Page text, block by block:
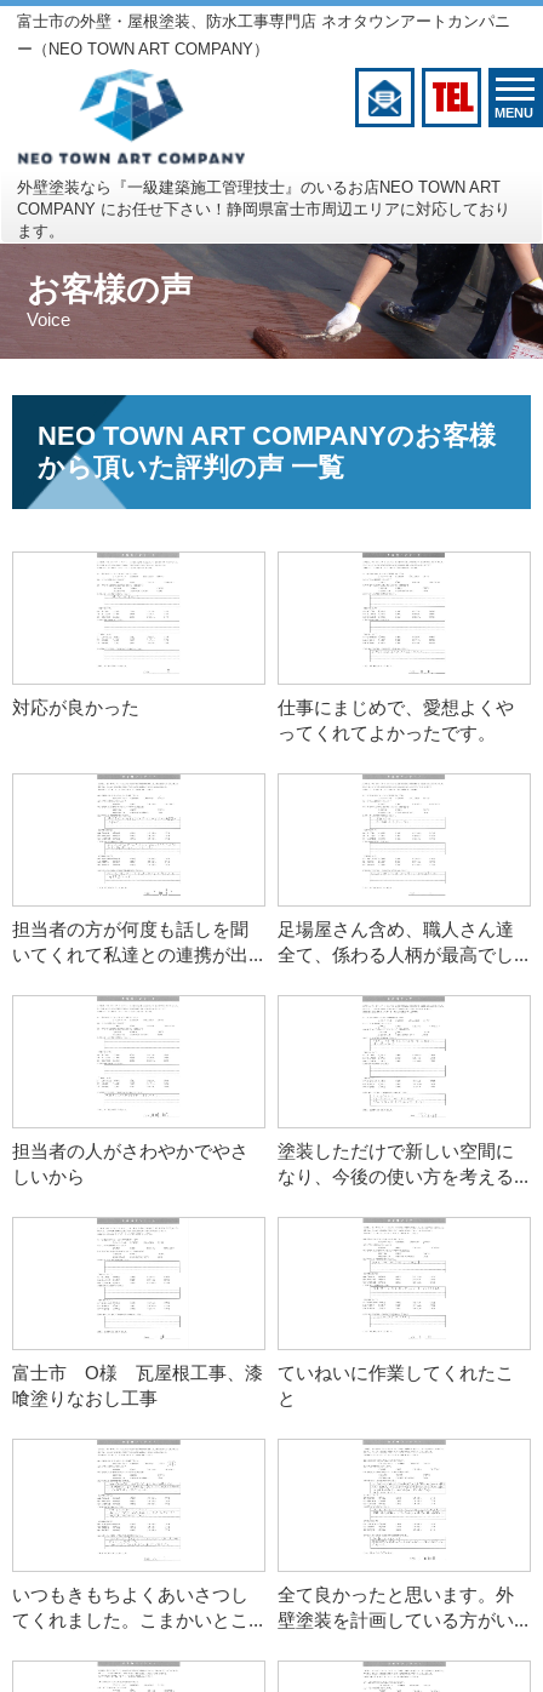
富士市の外壁・屋根塗装、防水工事専門店 ネオタウンアートカンパニ
ー（NEO TOWN ART COMPANY）
外壁塗装なら『一級建築施工管理技士』のいるお店NEO TOWN ART
COMPANY にお任せ下さい！静岡県富士市周辺エリアに対応しており
ます。
TEL MENU
お客様の声
Voice
NEO TOWN ART COMPANYのお客様
から頂いた評判の声 一覧
対応が良かった
仕事にまじめで、愛想よくや
ってくれてよかったです。
担当者の方が何度も話しを聞
いてくれて私達との連携が出...
足場屋さん含め、職人さん達
全て、係わる人柄が最高でし...
担当者の人がさわやかでやさ
しいから
塗装しただけで新しい空間に
なり、今後の使い方を考える...
富士市 O様 瓦屋根工事、漆
喰塗りなおし工事
ていねいに作業してくれたこ
と
いつもきもちよくあいさつし
てくれました。こまかいとこ...
全て良かったと思います。外
壁塗装を計画している方がい...